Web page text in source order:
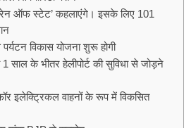
ऑफ स्टेट’ कहलाएंगे। इसके लिए 101
विकास योजना शुरू होगी
साल के भीतर हेलीपोर्ट की सुविधा से जोड़ने
इलेक्ट्रिकल वाहनों के रूप में विकसित